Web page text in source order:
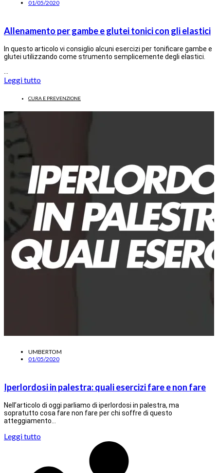
01/05/2020
Allenamento per gambe e glutei tonici con gli elastici
In questo articolo vi consiglio alcuni esercizi per tonificare gambe e
glutei utilizzando come strumento semplicemente degli elastici.
Leggi tutto
CURA E PREVENZIONE
UMBERTOM
01/05/2020
Iperlordosi in palestra: quali esercizi fare e non fare
Nell’articolo di oggi parliamo di iperlordosi in palestra, ma
sopratutto cosa fare non fare per chi soffre di questo
atteggiamento…
Leggi tutto